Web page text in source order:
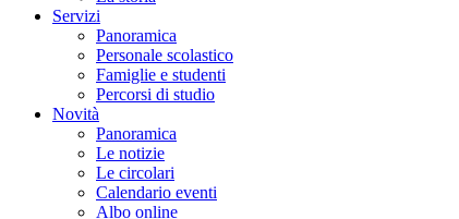
Servizi
Panoramica
Personale scolastico
Famiglie e studenti
Percorsi di studio
Novità
Panoramica
Le notizie
Le circolari
Calendario eventi
Albo online